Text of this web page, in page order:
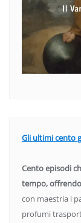
Gli ultimi cento
Cento episodi
tempo, offrendo
con maestria i
profumi